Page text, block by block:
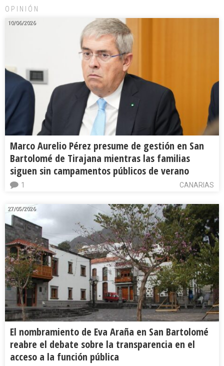
OPINIÓN
10/06/2026
Marco Aurelio Pérez presume de gestión en San
Bartolomé de Tirajana mientras las familias
siguen sin campamentos públicos de verano
CANARIAS
1
27/05/2026
El nombramiento de Eva Araña en San Bartolomé
reabre el debate sobre la transparencia en el
acceso a la función pública